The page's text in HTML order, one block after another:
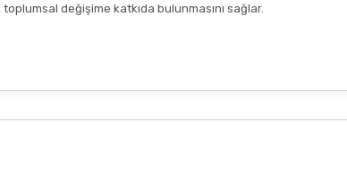
değişime katkıda bulunmasını sağlar.